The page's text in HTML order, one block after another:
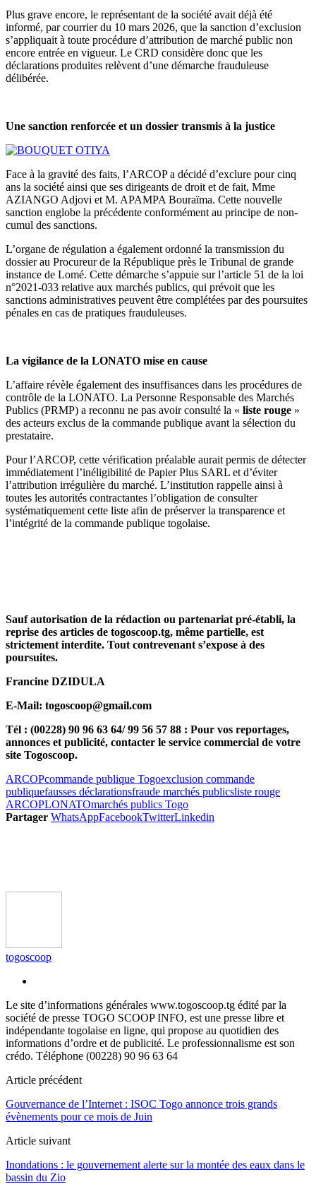
Plus grave encore, le représentant de la société avait déjà été
informé, par courrier du 10 mars 2026, que la sanction d’exclusion
s’appliquait à toute procédure d’attribution de marché public non
encore entrée en vigueur. Le CRD considère donc que les
déclarations produites relèvent d’une démarche frauduleuse
délibérée.
Une sanction renforcée et un dossier transmis à la justice
Face à la gravité des faits, l’ARCOP a décidé d’exclure pour cinq
ans la société ainsi que ses dirigeants de droit et de fait, Mme
AZIANGO Adjovi et M. APAMPA Bouraïma. Cette nouvelle
sanction englobe la précédente conformément au principe de non-
cumul des sanctions.
L’organe de régulation a également ordonné la transmission du
dossier au Procureur de la République près le Tribunal de grande
instance de Lomé. Cette démarche s’appuie sur l’article 51 de la loi
n°2021-033 relative aux marchés publics, qui prévoit que les
sanctions administratives peuvent être complétées par des poursuites
pénales en cas de pratiques frauduleuses.
La vigilance de la LONATO mise en cause
L’affaire révèle également des insuffisances dans les procédures de
contrôle de la LONATO. La Personne Responsable des Marchés
Publics (PRMP) a reconnu ne pas avoir consulté la « liste rouge »
des acteurs exclus de la commande publique avant la sélection du
prestataire.
Pour l’ARCOP, cette vérification préalable aurait permis de détecter
immédiatement l’inéligibilité de Papier Plus SARL et d’éviter
l’attribution irrégulière du marché. L’institution rappelle ainsi à
toutes les autorités contractantes l’obligation de consulter
systématiquement cette liste afin de préserver la transparence et
l’intégrité de la commande publique togolaise.
Sauf autorisation de la rédaction ou partenariat pré-établi, la
reprise des articles de togoscoop.tg, même partielle, est
strictement interdite. Tout contrevenant s’expose à des
poursuites.
Francine DZIDULA
E-Mail: togoscoop@gmail.com
Tél : (00228) 90 96 63 64/ 99 56 57 88 : Pour vos reportages,
annonces et publicité, contacter le service commercial de votre
site Togoscoop.
ARCOPcommande publique Togoexclusion commande
publiquefausses déclarationsfraude marchés publicsliste rouge
ARCOPLONATOmarchés publics Togo
Partager WhatsAppFacebookTwitterLinkedin
togoscoop
Le site d’informations générales www.togoscoop.tg édité par la
société de presse TOGO SCOOP INFO, est une presse libre et
indépendante togolaise en ligne, qui propose au quotidien des
informations d’ordre et de publicité. Le professionnalisme est son
crédo. Téléphone (00228) 90 96 63 64
Article précédent
Gouvernance de l’Internet : ISOC Togo annonce trois grands
évènements pour ce mois de Juin
Article suivant
Inondations : le gouvernement alerte sur la montée des eaux dans le
bassin du Zio